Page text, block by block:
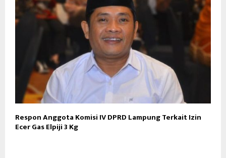
Respon Anggota Komisi IV DPRD Lampung Terkait Izin
Ecer Gas Elpiji 3 Kg